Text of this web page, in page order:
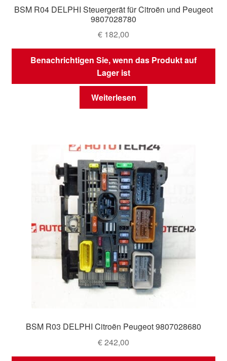
BSM R04 DELPHI Steuergerät für Citroën und Peugeot
9807028780
€ 182,00
Benachrichtigen Sie, wenn das Produkt auf
Lager ist
Weiterlesen
BSM R03 DELPHI Citroën Peugeot 9807028680
€242,00